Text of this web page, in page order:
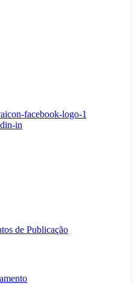
facebook-logo-1
in
de Publicação